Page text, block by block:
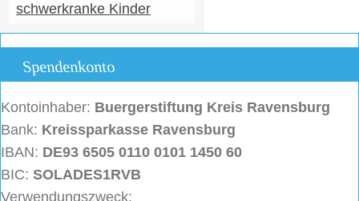
schwerkranke Kinder
Spendenkonto
Kontoinhaber: Buergerstiftung Kreis Ravensburg
Bank: Kreissparkasse Ravensburg
IBAN: DE93 6505 0110 0101 1450 60
BIC: SOLADES1RVB
Verwendungszweck: